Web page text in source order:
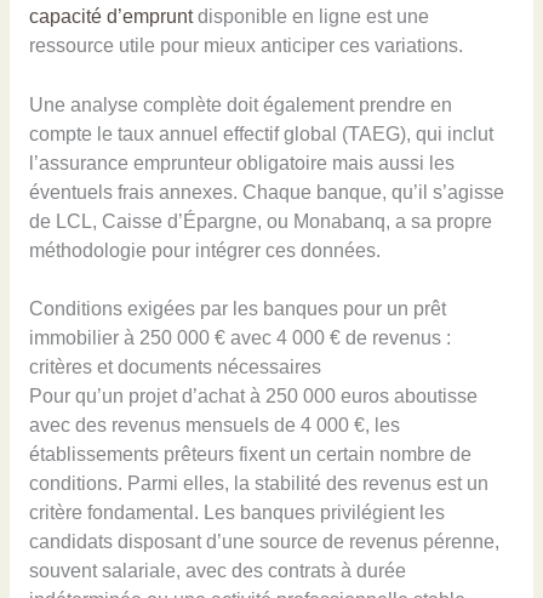
capacité d’empruntdisponible en ligne est une
ressource utile pour mieux anticiper ces variations.
Une analyse complète doit également prendre en
compte le taux annuel effectif global (TAEG), qui inclut
l’assurance emprunteur obligatoire mais aussi les
éventuels frais annexes. Chaque banque, qu’il s’agisse
de LCL, Caisse d’Épargne, ou Monabanq, a sa propre
méthodologie pour intégrer ces données.
Conditions exigées par les banques pour un prêt
immobilier à 250 000 € avec 4 000 € de revenus :
critères et documents nécessaires
Pour qu’un projet d’achat à 250 000 euros aboutisse
avec des revenus mensuels de 4 000 €, les
établissements prêteurs fixent un certain nombre de
conditions. Parmi elles, la stabilité des revenus est un
critère fondamental. Les banques privilégient les
candidats disposant d’une source de revenus pérenne,
souvent salariale, avec des contrats à durée